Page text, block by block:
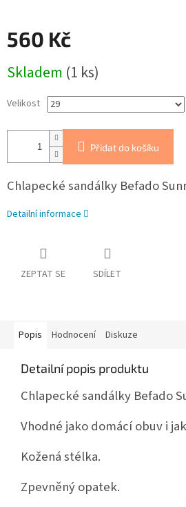
560 Kč
cena:
Skladem (1 ks)
Velikost
Přidat do košíku
Chlapecké sandálky Befado
Detailní informace
ZEPTAT SE SDÍLET
Popis Hodnocení Diskuze
Detailní popis produktu
Chlapecké sandálky Befado
Vhodné jako domácí obuv i
Kožená stélka.
Zpevněný opatek.